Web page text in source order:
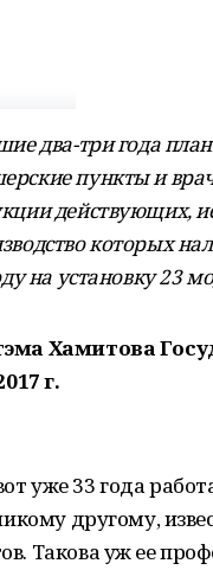
два-три года
пункты и
действующих,
которых
на установку 23
Хамитова
г.
уже 33 года
другому,
Такова уж ее